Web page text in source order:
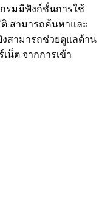
รมมีฟังก์ชั่นการใช้
สามารถค้นหาและ
งสามารถช่วยดูแลด้าน
น็ต จากการเข้า